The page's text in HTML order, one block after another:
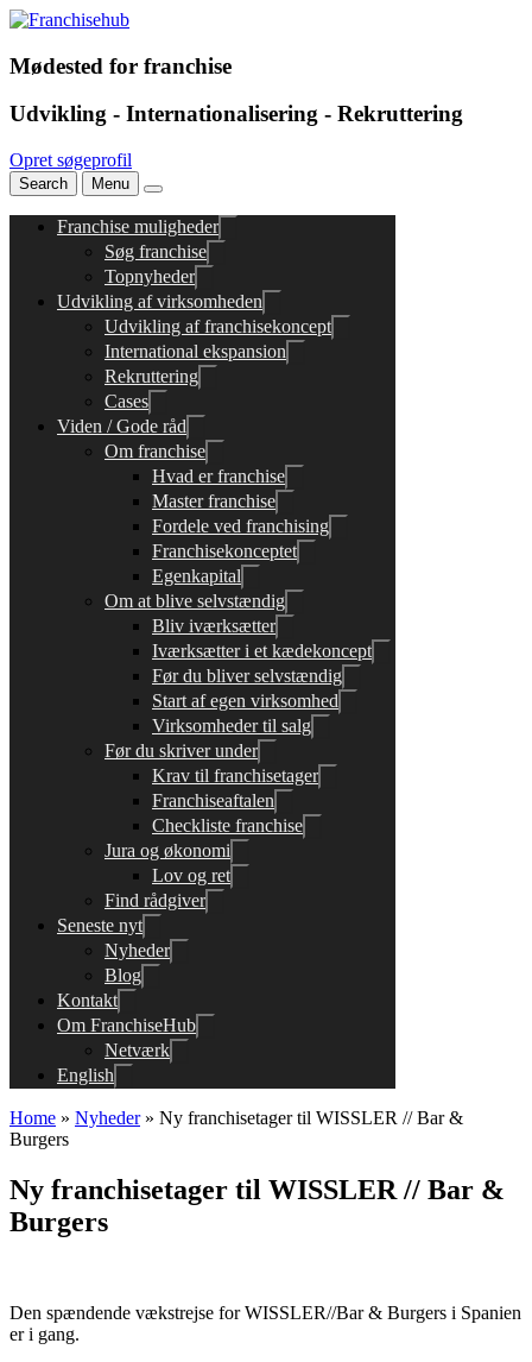
Mødested for franchise
Udvikling - Internationalisering - Rekruttering
Opret søgeprofil
Search Menu
Franchise muligheder
Søg franchise
Topnyheder
Udvikling af virksomheden
Udvikling af franchisekoncept
International ekspansion
Rekruttering
Cases
Viden / Gode råd
Om franchise
Hvad er franchise
Master franchise
Fordele ved franchising
Franchisekonceptet
Egenkapital
Om at blive selvstændig
Bliv iværksætter
Iværksætter i et kædekoncept
Før du bliver selvstændig
Start af egen virksomhed
Virksomheder til salg
Før du skriver under
Krav til franchisetager
Franchiseaftalen
Checkliste franchise
Jura og økonomi
Lov og ret
Find rådgiver
Seneste nyt
Nyheder
Blog
Kontakt
Om FranchiseHub
Netværk
English
Home » Nyheder» Ny franchisetager til WISSLER // Bar &
Burgers
Ny franchisetager til WISSLER // Bar &
Burgers
Den spændende vækstrejse for WISSLER//Bar & Burgers i Spanien
er i gang.